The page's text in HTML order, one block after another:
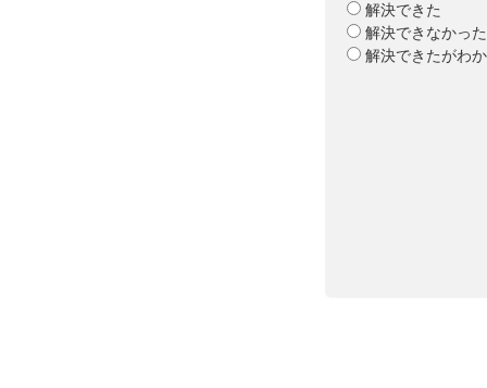
解決できた
解決できなかった
解決できたがわ